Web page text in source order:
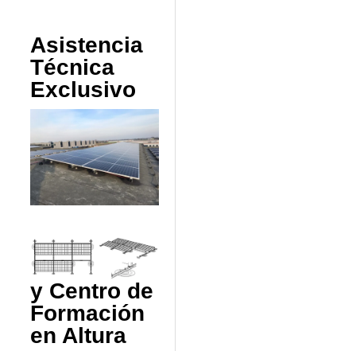
Asistencia
Técnica
Exclusivo
y Centro de
Formación
en Altura